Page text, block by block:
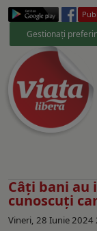
Gestionați
Câți bani au
cunoscuți
Vineri, 28 Iunie 2024